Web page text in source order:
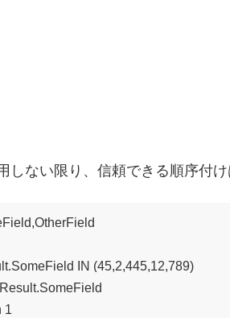
しない限り、信頼できる順序付
IN (45,2,445,12,789)
1